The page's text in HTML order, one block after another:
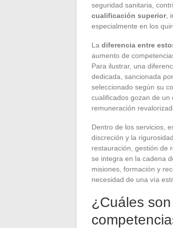
seguridad sanitaria,
cualificación superior,
especialmente en los
La diferencia entre
aumento de
Para ilustrar, una
dedicada, sancionada
seleccionado según su
cualificados gozan de un
remuneración
Dentro de los servicios,
discreción y la
restauración, gestión de
se integra en la cadena
misiones, formación y
necesidad de una vía
¿Cuáles